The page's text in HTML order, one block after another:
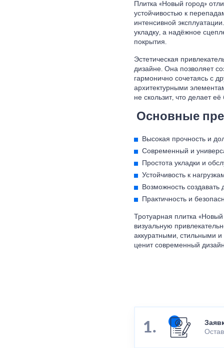
Плитка «Новый город»
устойчивостью к
интенсивной
укладку, а надёжное
покрытия.
Эстетическая
дизайне. Она позволяет
гармонично сочетаясь с
архитектурными
не скользит, что делает
Основные
Высокая прочность и
Современный и
Простота укладки и
Устойчивость к
Возможность
Практичность и
Тротуарная плитка
визуальную
аккуратными, стильными
ценит современный